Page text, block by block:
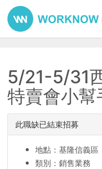
5/21-5/31
特賣會小
此職缺已結束招募
地點：基隆信義區
類別：銷售業務